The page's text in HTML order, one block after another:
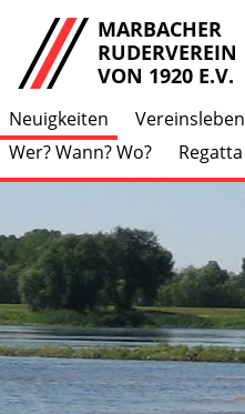
MARBACHER
RUDERVEREIN
VON 1920 E.V.
Neuigkeiten Vereinsleben
Wer? Wann? Wo?
Regatta